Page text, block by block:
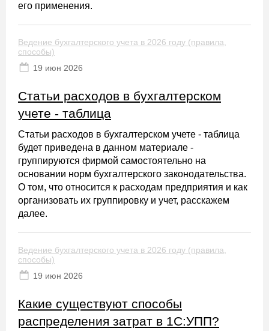
его применения.
Ведение бухгалтерского учета в 2026 году (правила,
способы)
19 июн 2026
Статьи расходов в бухгалтерском
учете - таблица
Статьи расходов в бухгалтерском учете - таблица
будет приведена в данном материале -
группируются фирмой самостоятельно на
основании норм бухгалтерского законодательства.
О том, что относится к расходам предприятия и как
организовать их группировку и учет, расскажем
далее.
Ведение бухгалтерского учета в 2026 году (правила,
способы)
19 июн 2026
Какие существуют способы
распределения затрат в 1С:УПП?